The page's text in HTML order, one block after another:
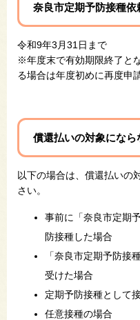
奈良市定期予防接種依
令和9年3月31日まで
※年度末で有効期限終了と
る場合は年度初めに再度申
償還払いの対象になら
以下の場合は、償還払いの
さい。
事前に「奈良市定期
防接種した場合
「奈良市定期予防接
受けた場合
定期予防接種として
任意接種の場合